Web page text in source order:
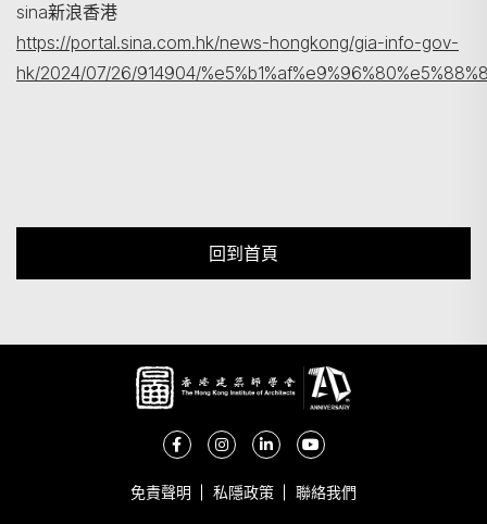
sina新浪香港
https://portal.sina.com.hk/news-hongkong/gia-info-gov-
hk/2024/07/26/914904/
回到首頁
免責聲明 私隱政策 聯絡我們